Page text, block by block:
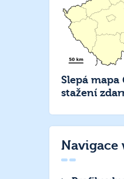
Slepá mapa
stažení
Navigace